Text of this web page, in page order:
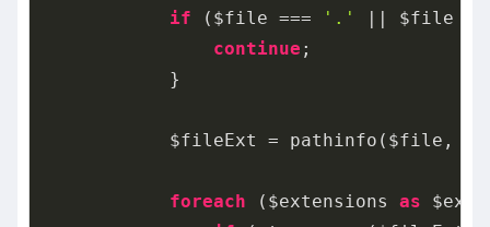
if ($file === '.'
|| $file
continue ;
            }
$fileExt = pathinfo($file,
foreach ($extensions as